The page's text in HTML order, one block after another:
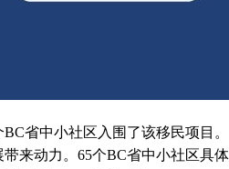
BC省中小社区入围了该移民项目
来动力。 65个BC省中小社区具体